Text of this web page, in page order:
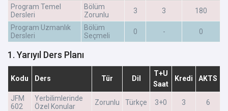
Program Temel
Dersleri
Bölüm
Zorunlu
3 3 180
Program Uzmanlık
Dersleri
Bölüm
Seçmeli
0 - 0
1. Yarıyıl Ders Planı
Kodu Ders Tür Dil
T+U
Saat
Kredi AKTS
JFM
602
Yerbilimlerinde
Özel Konular
Zorunlu Türkçe 3+0 3 6